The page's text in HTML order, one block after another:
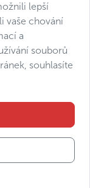
lepší
vaše chování
a
souborů
souhlasíte